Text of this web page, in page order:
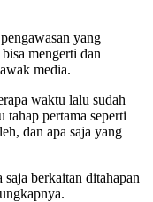
yang
mengerti dan
media.
waktu lalu sudah
pertama seperti
dan apa saja yang
berkaitan ditahapan